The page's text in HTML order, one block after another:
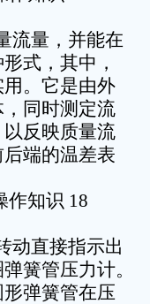
流量，并能在
式，其中，
。它是由外
同时测定流
反映质量流
端的温差表
作知识 18
动直接指示出
簧管压力计。
弹簧管在压